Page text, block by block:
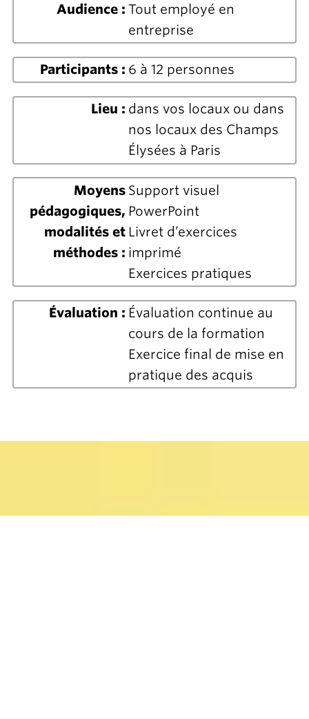
Audience : Tout employé en
entreprise
Participants : 6 à 12 personnes
Lieu : dans vos locaux ou dans
nos locaux des Champs
Élysées à Paris
Moyens
pédagogiques,
modalités et
méthodes :
Support visuel
PowerPoint
Livret d’exercices
imprimé
Exercices pratiques
Évaluation : Évaluation continue au
cours de la formation
Exercice final de mise en
pratique des acquis